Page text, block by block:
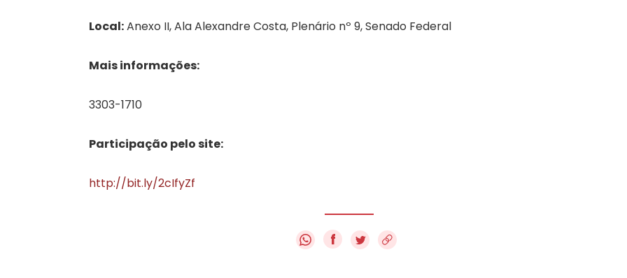
Local:Anexo II, Ala Alexandre Costa, Plenário nº 9, Senado Federal
Mais informações:
3303-1710
Participação pelo site:
http://bit.ly/2cIfyZf
f